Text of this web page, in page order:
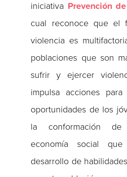
iniciativa Prevención
cual reconoce que el
violencia es
poblaciones que son
sufrir y ejercer
impulsa acciones
oportunidades de los
la conformación
economía social
desarrollo de